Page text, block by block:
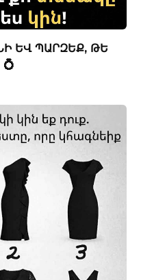
ԵՎ ՊԱՐԶԵՔ, ԹԵ